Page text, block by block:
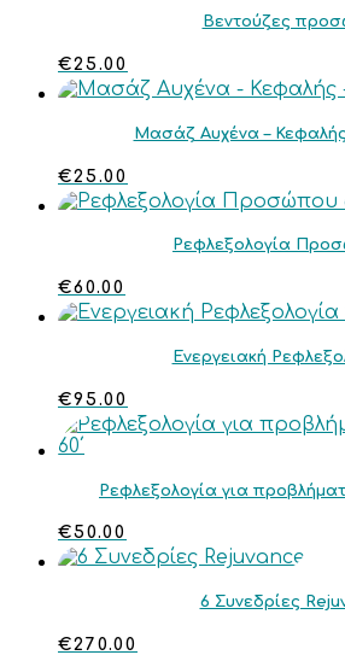
Βεντούζες
€25.00
Μασάζ Αυχένα –
€25.00
Ρεφλεξολογία
€60.00
Ενεργειακή
€95.00
Ρεφλεξολογία για
€50.00
6 Συνεδρίες
€270.00